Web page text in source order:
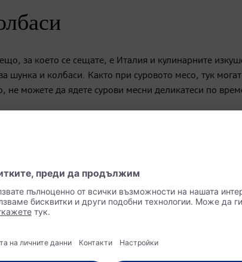
за което се сещате, е Италия и кулинарните
шунка и колбаси. Както при суровото месо, тук
не можете да ядете сурови месни деликатеси по
риба
време на бременност, защото суровите или
от листерия и токсоплазмоза. Бъдещата майка
видове риба обикновено са силно замърсени с